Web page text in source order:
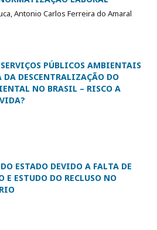
Antonio Carlos Ferreira do Amaral
PÚBLICOS AMBIENTAIS
DESCENTRALIZAÇÃO DO
NO BRASIL – RISCO A
ESTADO DEVIDO A FALTA DE
E ESTUDO DO RECLUSO NO